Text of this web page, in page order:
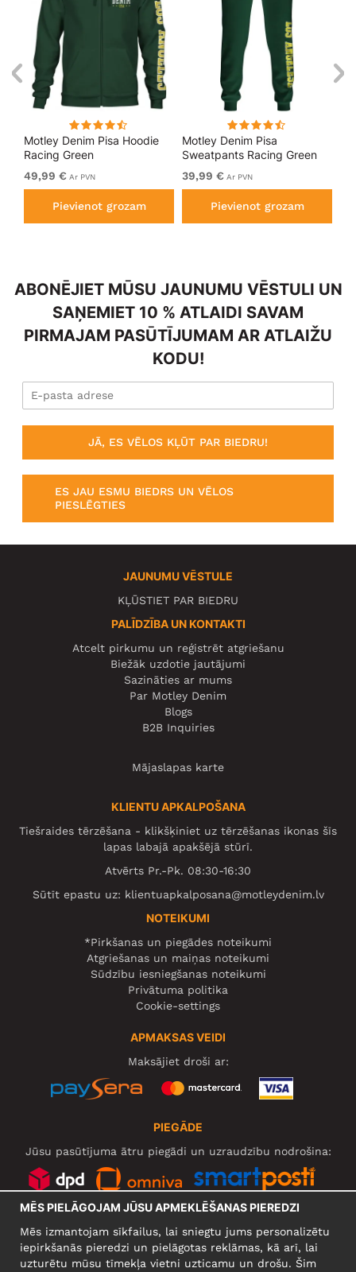
Motley Denim Pisa Hoodie
Racing Green
49,99 € Ar PVN
Pievienot grozam
Motley Denim Pisa
Sweatpants Racing Green
39,99 € Ar PVN
Pievienot grozam
ABONĒJIET MŪSU JAUNUMU VĒSTULI UN
SAŅEMIET 10 % ATLAIDI SAVAM
PIRMAJAM PASŪTĪJUMAM AR ATLAIŽU
KODU!
JĀ, ES VĒLOS KĻŪT PAR BIEDRU!
ES JAU ESMU BIEDRS UN VĒLOS
PIESLĒGTIES
JAUNUMU VĒSTULE
KĻŪSTIET PAR BIEDRU
PALĪDZĪBA UN KONTAKTI
Atcelt pirkumu un reģistrēt atgriešanu
Biežāk uzdotie jautājumi
Sazināties ar mums
Par Motley Denim
Blogs
B2B Inquiries
Mājaslapas karte
KLIENTU APKALPOŠANA
Tiešraides tērzēšana - klikšķiniet uz tērzēšanas ikonas šīs
lapas labajā apakšējā stūrī.
Atvērts Pr.-Pk. 08:30-16:30
Sūtīt epastu uz: klientuapkalposana@motleydenim.lv
NOTEIKUMI
*Pirkšanas un piegādes noteikumi
Atgriešanas un maiņas noteikumi
Sūdzību iesniegšanas noteikumi
Privātuma politika
Cookie-settings
APMAKSAS VEIDI
Maksājiet droši ar:
PIEGĀDE
Jūsu pasūtījuma ātru piegādi un uzraudzību nodrošina:
MĒS PIELĀGOJAM JŪSU APMEKLĒŠANAS PIEREDZI
Mēs izmantojam sīkfailus, lai sniegtu jums personalizētu
iepirkšanās pieredzi un pielāgotas reklāmas, kā arī, lai
uzturētu mūsu tīmekļa vietni uzticamu un drošu. Šim